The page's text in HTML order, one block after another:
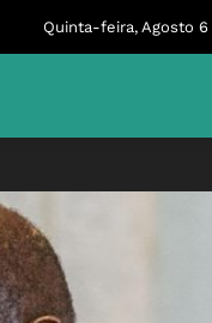
Quinta-feira, Agosto 6